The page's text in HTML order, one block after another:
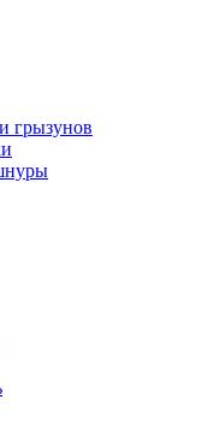
грызунов